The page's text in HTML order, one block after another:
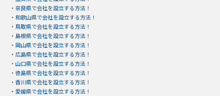
・ 奈良県で会社を設立する方法！
・ 和歌山県で会社を設立する方法！
・ 鳥取県で会社を設立する方法！
・ 島根県で会社を設立する方法！
・ 岡山県で会社を設立する方法！
・ 広島県で会社を設立する方法！
・ 山口県で会社を設立する方法！
・ 徳島県で会社を設立する方法！
・ 香川県で会社を設立する方法！
・ 愛媛県で会社を設立する方法！